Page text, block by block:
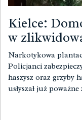
Kielce:
w
Narkotykowa
Policjanci
haszysz oraz grzyby
usłyszał już poważne